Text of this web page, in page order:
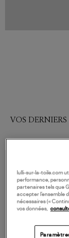
VOS
lulli-sur-la-toile.com
performance,
partenaires tels que
accepter l’ensemble
nécessaires («
vos données,